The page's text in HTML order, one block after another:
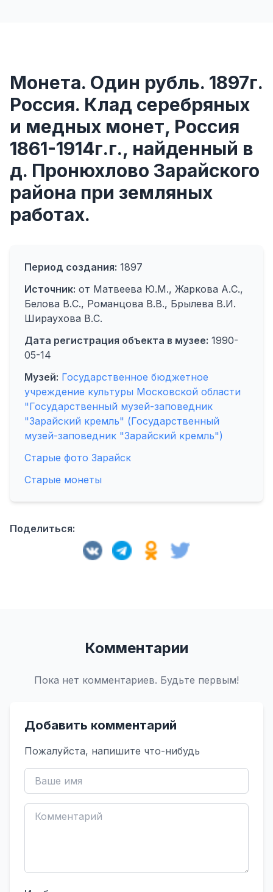
Монета. Один рубль. 1897г.
Россия. Клад серебряных
и медных монет, Россия
1861-1914г.г., найденный в
д. Пронюхлово Зарайского
района при земляных
работах.
Период создания: 1897
Источник: от Матвеева Ю.М., Жаркова А.С.,
Белова В.С., Романцова В.В., Брылева В.И.
Шираухова В.С.
Дата регистрация объекта в музее: 1990-
05-14
Музей: Государственное бюджетное
учреждение культуры Московской области
"Государственный музей-заповедник
"Зарайский кремль" (Государственный
музей-заповедник "Зарайский кремль")
Старые фото Зарайск
Старые монеты
Поделиться:
Комментарии
Пока нет комментариев. Будьте первым!
Добавить комментарий
Пожалуйста, напишите что-нибудь